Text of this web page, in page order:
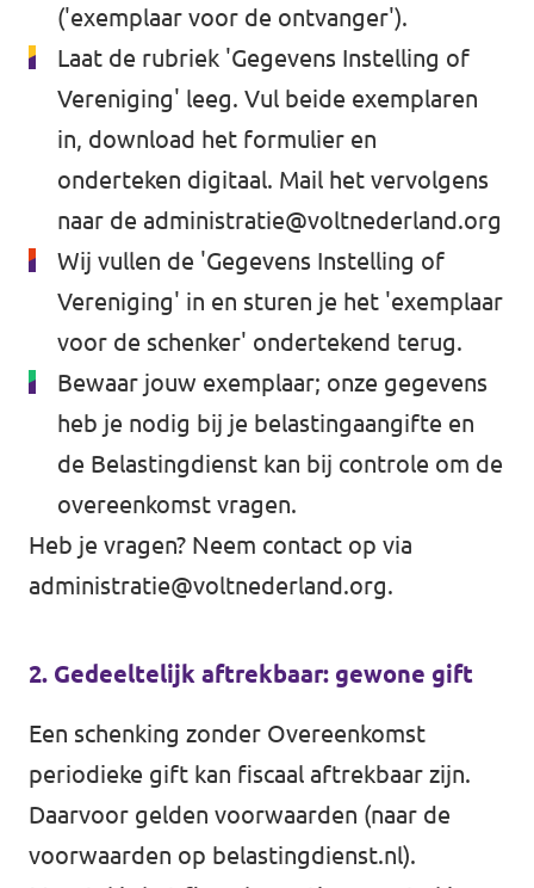
('exemplaar voor de ontvanger').
Laat de rubriek 'Gegevens Instelling of
Vereniging' leeg. Vul beide exemplaren
in, download het formulier en
onderteken digitaal. Mail het vervolgens
naar de administratie@voltnederland.org
Wij vullen de 'Gegevens Instelling of
Vereniging' in en sturen je het 'exemplaar
voor de schenker' ondertekend terug.
Bewaar jouw exemplaar; onze gegevens
heb je nodig bij je belastingaangifte en
de Belastingdienst kan bij controle om de
overeenkomst vragen.
Heb je vragen? Neem contact op via
administratie@voltnederland.org.
2. Gedeeltelijk aftrekbaar: gewone gift
Een schenking zonder Overeenkomst
periodieke gift kan fiscaal aftrekbaar zijn.
Daarvoor gelden voorwaarden (naar de
voorwaarden op belastingdienst.nl).